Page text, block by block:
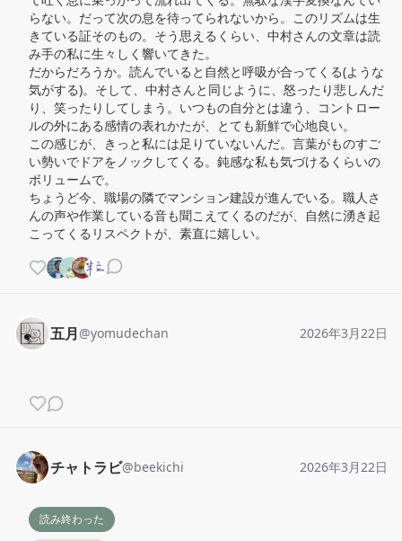
らない。だって次の息を待ってられないから。このリズムは生
きている証そのもの。そう思えるくらい、中村さんの文章は読
み手の私に生々しく響いてきた。
だからだろうか。読んでいると自然と呼吸が合ってくる(ような
気がする)。そして、中村さんと同じように、怒ったり悲しんだ
り、笑ったりしてしまう。いつもの自分とは違う、コントロー
ルの外にある感情の表れかたが、とても新鮮で心地良い。
この感じが、きっと私には足りていないんだ。言葉がものすご
い勢いでドアをノックしてくる。鈍感な私も気づけるくらいの
ボリュームで。
ちょうど今、職場の隣でマンション建設が進んでいる。職人さ
んの声や作業している音も聞こえてくるのだが、自然に湧き起
こってくるリスペクトが、素直に嬉しい。
五月 @yomudechan 2026年3月22日
チャトラビ@beekichi 2026年3月22日
読み終わった